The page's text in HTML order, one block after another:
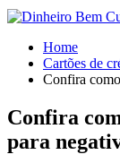
Home
Cartões de
Confira
Confira
para